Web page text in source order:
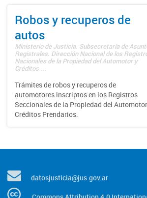
Robos y recuperos de
autos
Ministerio de Justicia. Subsecretaría de
Registrales. Dirección Nacional de los
Nacionales de la Propiedad del Automotor y
Créditos ...
Trámites de robos y recuperos de
automotores inscriptos en los Registros
Seccionales de la Propiedad del
Créditos Prendarios.
datosjusticia@jus.gov.ar